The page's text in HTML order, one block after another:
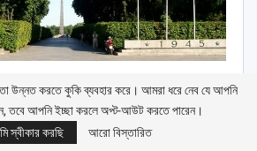
পারেন এবং বাইনোকুলারগুলির মাধ্যমে শহরের
খোলা হয়েছিল। বিশ্রামের জায়গা, বাচ্চাদের দোল,
উন্নত করতে কুকি ব্যবহার করে। আমরা ধরে নেব যে আপনি
তবে আপনি ইচ্ছা করলে অপ্ট-আউট করতে পারেন।
স্বীকার করছি
আরো বিস্তারিত